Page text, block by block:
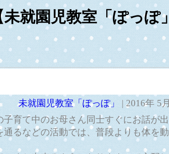
未就園児教室「ぽっぽ
未就園児教室「ぽっぽ」
| 2016年 5
育て中のお母さん同士すぐにお話が
るなどの活動では、普段よりも体を